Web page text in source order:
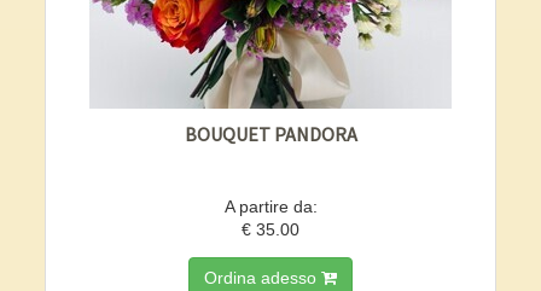
BOUQUET PANDORA
A partire da:
€ 35.00
Ordina adesso